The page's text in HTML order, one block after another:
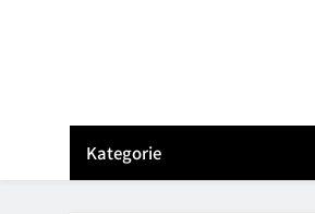
Kategorie